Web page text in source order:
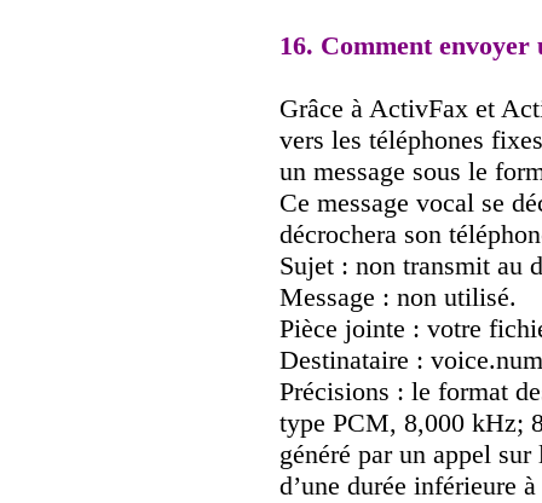
16. Comment envoyer
Grâce à ActivFax et
vers les téléphones
un message sous le
Ce message vocal se
décrochera son
Sujet : non transmit au
Message : non utilisé.
Pièce jointe : votre
Destinataire :
Précisions : le format
type PCM, 8,000 kHz;
généré par un appel
d’une durée inférieure